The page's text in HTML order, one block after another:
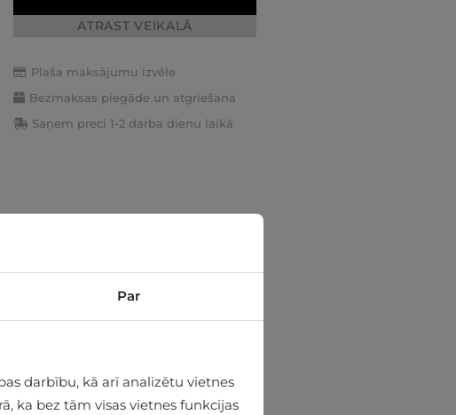
ATRAST VEIKALĀ
Plaša maksājumu izvēle
Bezmaksas piegāde un atgriešana
Saņem preci 1-2 darba dienu laikā
Par
darbību, kā arī analizētu vietnes
ka bez tām visas vietnes funkcijas